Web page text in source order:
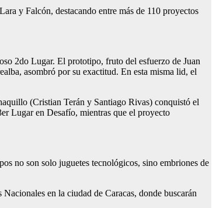
y Falcón, destacando entre más de 110 proyectos
2do Lugar. El prototipo, fruto del esfuerzo de Juan
asombró por su exactitud. En esta misma lid, el
(Cristian Terán y Santiago Rivas) conquistó el
Lugar en Desafío, mientras que el proyecto
no son solo juguetes tecnológicos, sino embriones de
en la ciudad de Caracas, donde buscarán